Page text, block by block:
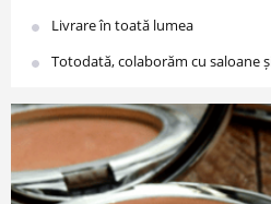
Livrare în toată lumea
Totodată, colaborăm cu saloane